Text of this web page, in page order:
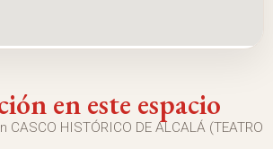
en este espacio
CASCO HISTÓRICO DE ALCALÁ (TEATRO